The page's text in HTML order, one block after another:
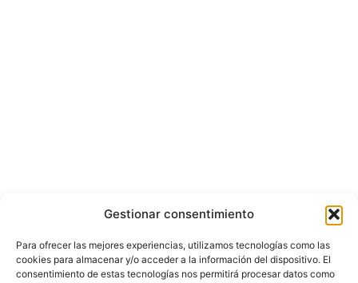
Gestionar consentimiento
Para ofrecer las mejores experiencias, utilizamos tecnologías como las
cookies para almacenar y/o acceder a la información del dispositivo. El
consentimiento de estas tecnologías nos permitirá procesar datos como